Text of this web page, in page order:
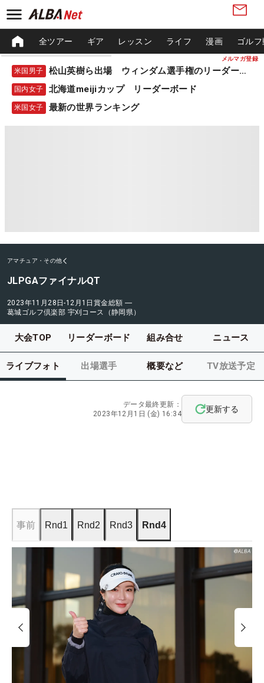
メルマガ登録
全ツアー ギア レッスン ライフ 漫画 ゴル
米国男子 松山英樹ら出場 ウィンダム選手権のリーダーボード
国内女子 北海道meijiカップ リーダーボード
米国女子 最新の世界ランキング
アマチュア・その他
JLPGAファイナルQT
2023年11月28日-12月1日 賞金総額 ―
葛城ゴルフ倶楽部 宇刈コース（静岡県）
大会TOP リーダーボード 組み合せ ニュース
ライブフォト 出場選手 概要など TV放送予定
データ最終更新：
2023年12月1日 (金) 16:34
更新する
事前 Rnd1 Rnd2 Rnd3 Rnd4